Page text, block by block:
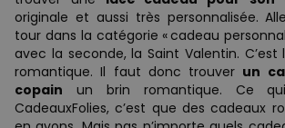
originale et aussi très personnalisée.
tour dans la catégorie « cadeau
avec la seconde, la Saint Valentin. C’est
romantique. Il faut donc trouver un
copain un brin romantique. Ce
CadeauxFolies, c’est que des cadeaux